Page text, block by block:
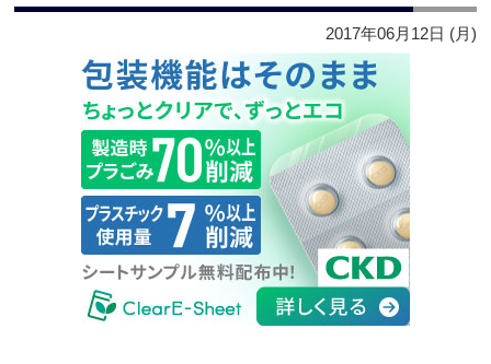
2017年06月12日 (月)